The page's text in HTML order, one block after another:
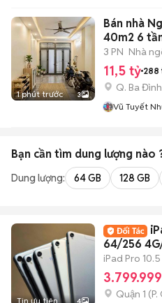
1 phút trước 3
Bán nhà
40m2 6
3 PN Nhà
11,5 tỷ 288
Q. Ba Đình
Vũ Tuyết
Bạn cần tìm dung lượng nào
Dung lượng: 64 GB 128 GB
Tin ưu tiên 4
64/256
iPad Pro
Quận 1 (